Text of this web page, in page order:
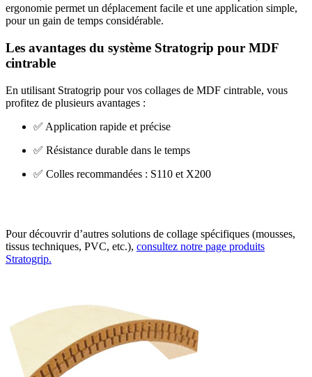
ergonomie permet un déplacement facile et une application simple,
pour un gain de temps considérable.
Les avantages du système Stratogrip pour MDF
cintrable
En utilisant Stratogrip pour vos collages de MDF cintrable, vous
profitez de plusieurs avantages :
✅ Application rapide et précise
✅ Résistance durable dans le temps
✅ Colles recommandées : S110 et X200
Pour découvrir d’autres solutions de collage spécifiques (mousses,
tissus techniques, PVC, etc.), consultez notre page produits
Stratogrip.